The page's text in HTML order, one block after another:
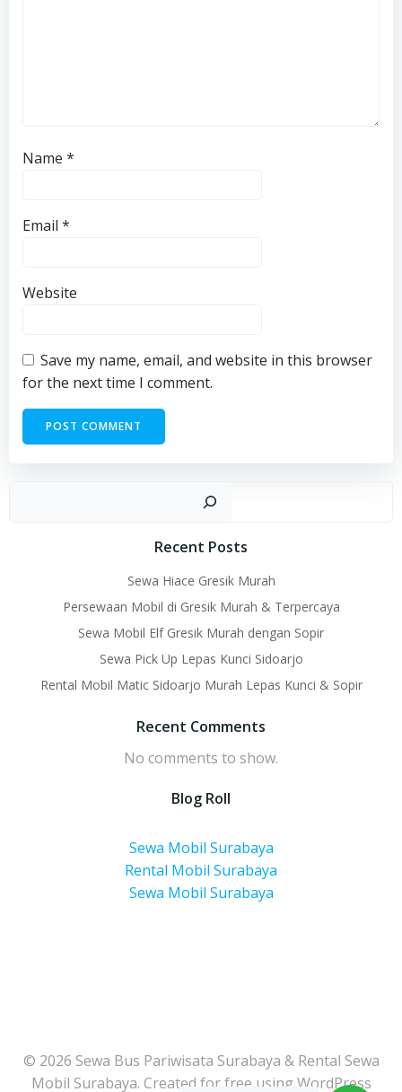
Name *
Email *
Website
Save my name, email, and website in this browser
for the next time I comment.
Recent Posts
Sewa Hiace Gresik Murah
Persewaan Mobil di Gresik Murah & Terpercaya
Sewa Mobil Elf Gresik Murah dengan Sopir
Sewa Pick Up Lepas Kunci Sidoarjo
Rental Mobil Matic Sidoarjo Murah Lepas Kunci & Sopir
Recent Comments
No comments to show.
Blog Roll
Sewa Mobil Surabaya
Rental Mobil Surabaya
Sewa Mobil Surabaya
© 2026 Sewa Bus Pariwisata Surabaya & Rental Sewa
Mobil Surabaya. Created for free using WordPress